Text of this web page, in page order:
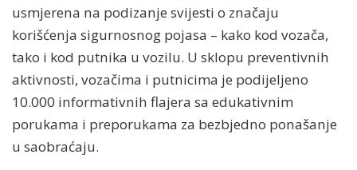
usmjerena na podizanje svijesti o značaju
korišćenja sigurnosnog pojasa – kako kod vozača,
tako i kod putnika u vozilu. U sklopu preventivnih
aktivnosti, vozačima i putnicima je podijeljeno
10.000 informativnih flajera sa edukativnim
porukama i preporukama za bezbjedno ponašanje
u saobraćaju.